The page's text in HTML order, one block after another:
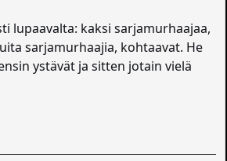
lupaavalta: kaksi sarjamurhaajaa,
sarjamurhaajia, kohtaavat. He
ystävät ja sitten jotain vielä